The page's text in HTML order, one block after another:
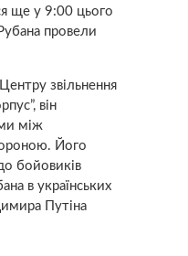
ще у 9:00 цього
провели
звільнення
він
між
Його
бойовиків
в українських
Путіна